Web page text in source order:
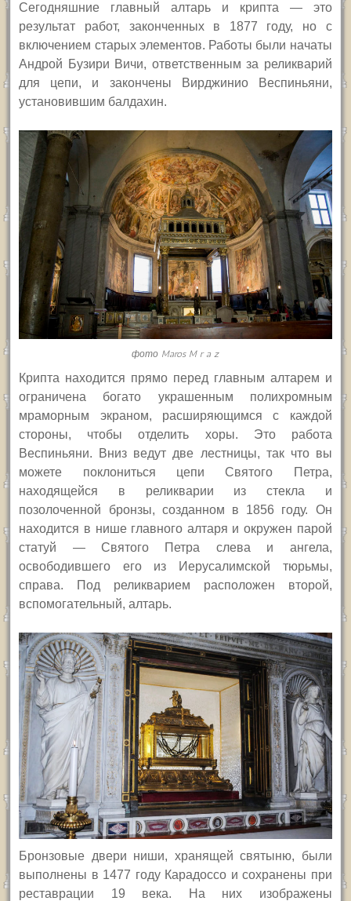
Сегодняшние главный алтарь и крипта — это
результат работ, законченных в 1877 году, но с
включением старых элементов. Работы были начаты
Андрой Бузири Вичи, ответственным за реликварий
для цепи, и закончены Вирджинио Веспиньяни,
установившим балдахин.
фото Maros M r a z
Крипта находится прямо перед главным алтарем и
ограничена богато украшенным полихромным
мраморным экраном, расширяющимся с каждой
стороны, чтобы отделить хоры. Это работа
Веспиньяни. Вниз ведут две лестницы, так что вы
можете поклониться цепи Святого Петра,
находящейся в реликварии из стекла и
позолоченной бронзы, созданном в 1856 году. Он
находится в нише главного алтаря и окружен парой
статуй — Святого Петра слева и ангела,
освободившего его из Иерусалимской тюрьмы,
справа. Под реликварием расположен второй,
вспомогательный, алтарь.
Бронзовые двери ниши, хранящей святыню, были
выполнены в 1477 году Карадоссо и сохранены при
реставрации 19 века. На них изображены